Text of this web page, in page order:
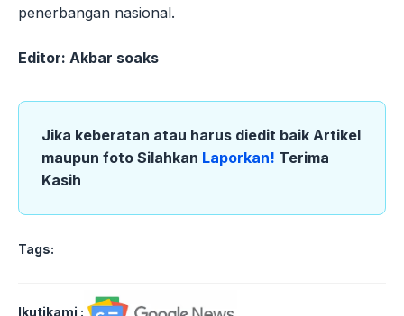
penerbangan nasional.
Editor: Akbar soaks
Jika keberatan atau harus diedit baik Artikel
maupun foto Silahkan Laporkan! Terima
Kasih
Tags:
Ikutikami :